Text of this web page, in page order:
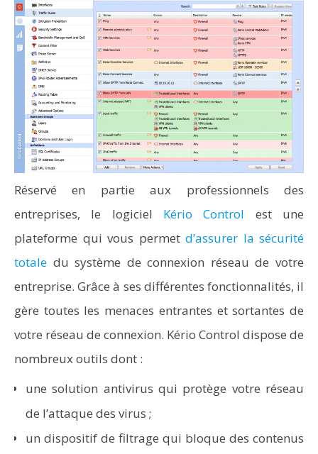
Réservé en partie aux professionnels des
entreprises, le logiciel Kério Control est une
plateforme qui vous permet d’assurer la sécurité
totale du système de connexion réseau de votre
entreprise. Grâce à ses différentes fonctionnalités, il
gère toutes les menaces entrantes et sortantes de
votre réseau de connexion. Kério Control dispose de
nombreux outils dont :
une solution antivirus qui protège votre réseau
de l’attaque des virus ;
un dispositif de filtrage qui bloque des contenus